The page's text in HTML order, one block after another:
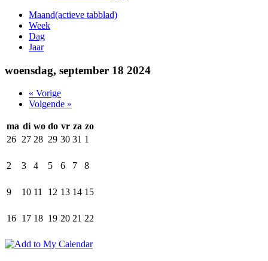
Maand(actieve tabblad)
Week
Dag
Jaar
woensdag, september 18 2024
« Vorige
Volgende »
ma di wo do vr za zo
26 27 28 29 30 31 1
2 3 4 5 6 7 8
9 10 11 12 13 14 15
16 17 18 19 20 21 22